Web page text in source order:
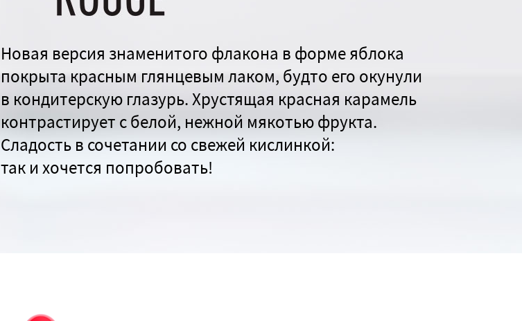
Новая версия знаменитого флакона в форме яблока
покрыта красным глянцевым лаком, будто его окунули
в кондитерскую глазурь. Хрустящая красная карамель
контрастирует с белой, нежной мякотью фрукта.
Сладость в сочетании со свежей кислинкой:
так и хочется попробовать!